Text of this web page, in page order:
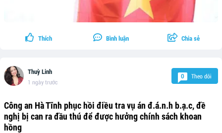
Thích Bình luận Chia sẻ
Thuỳ Linh
1 ngày trước
0 Theo dõi
Công an Hà Tĩnh phục hồi điều tra vụ án đ.á.n.h b.ạ.c, đề
nghị bị can ra đầu thú để được hưởng chính sách khoan
hồng